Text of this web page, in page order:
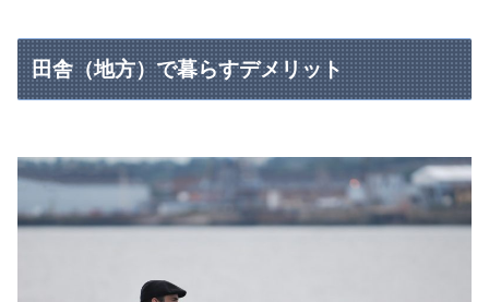
田舎（地方）で暮らすデメリット